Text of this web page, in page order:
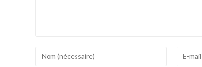
Enter
Enter